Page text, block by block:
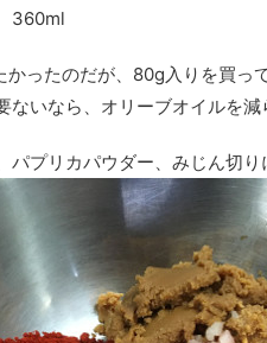
360ml
ったのだが、80g入りを買っ
ないなら、オリーブオイルを減
パプリカパウダー、みじん切